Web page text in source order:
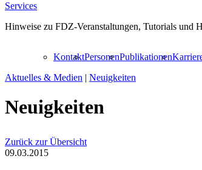
Services
Hinweise zu FDZ-Veranstaltungen, Tutorials und
KontaktPersonenPublikationen
Aktuelles & Medien | Neuigkeiten
Neuigkeiten
Zurück zur Übersicht
09.03.2015